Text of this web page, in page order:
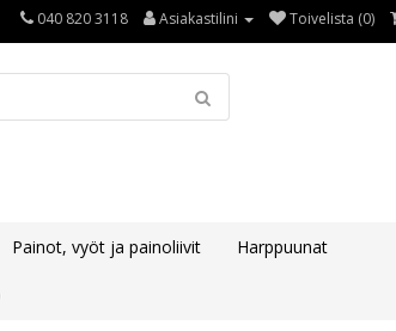
040 820 3118 Asiakastilini Toivelista (0)
Painot, vyöt ja painoliivit Harppuunat